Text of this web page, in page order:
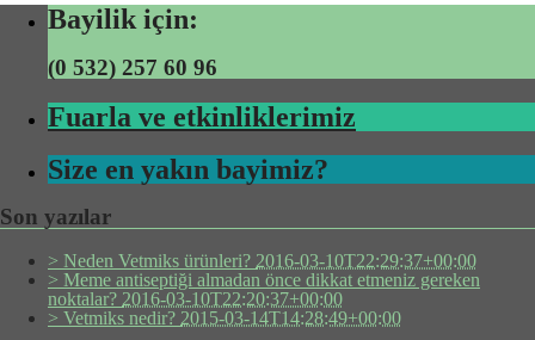
Bayilik için:
(0 532) 257 60 96
Fuarla ve etkinliklerimiz
Size en yakın bayimiz?
Son yazılar
> Neden Vetmiks ürünleri? 2016-03-10T22:29:37+00:00
> Meme antiseptiği almadan önce dikkat etmeniz gereken
noktalar? 2016-03-10T22:20:37+00:00
> Vetmiks nedir? 2015-03-14T14:28:49+00:00